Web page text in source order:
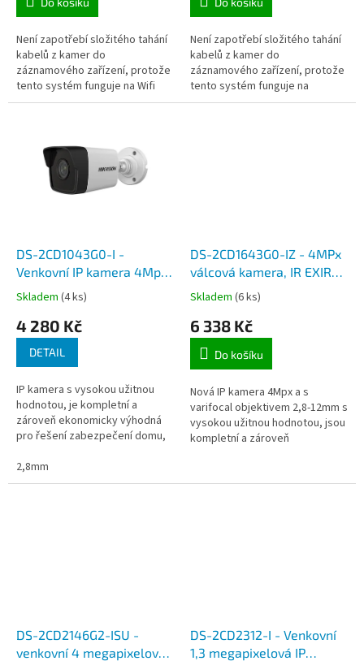
Není zapotřebí složitého tahání
kabelů z kamer do
záznamového zařízení, protože
tento systém funguje na Wifi
připojení. Stačí zapojit napájení
Není zapotřebí složitého tahání
kabelů z kamer do
záznamového zařízení, protože
tento systém funguje na
bezdrátovém Wifi připojení.
DS-2CD1043G0-I -
Venkovní IP kamera 4Mpx,
objektiv 2,8mm a 4mm, IR
Skladem (4 ks)
4 280 Kč
DETAIL
IP kamera s vysokou užitnou
hodnotou, je kompletní a
zároveň ekonomicky výhodná
pro řešení zabezpečení domu,
se připojují pomoci síťového
kabelu...
2,8mm
DS-2CD1643G0-IZ - 4MPx
válcová kamera, IR EXIR
do 30m, WDR, H.265+, SD
slot, IP67, varifocal
objektiv 2,8-12mm
Skladem (6 ks)
6 338 Kč
Do košíku
Nová IP kamera 4Mpx a s
varifocal objektivem 2,8-12mm s
vysokou užitnou hodnotou, jsou
kompletní a zároveň
domácnosti, či...
DS-2CD2146G2-ISU -
venkovní 4 megapixelová
DS-2CD2312-I - Venkovní
1,3 megapixelová IP